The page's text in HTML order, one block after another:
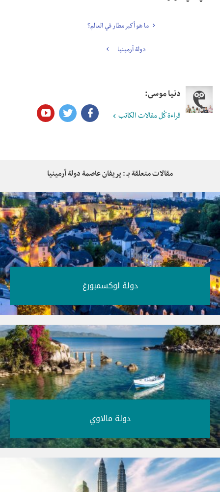
ما هو أكبر مطار في العالم؟
دولة أرمينيا
دنيا موسى:
قراءة كُل مقالات الكاتب
مقالات متعلقة بـ : يريفان عاصمة دولة أرمينيا
دولة لوكسمبورغ‎
دولة مالاوي‎